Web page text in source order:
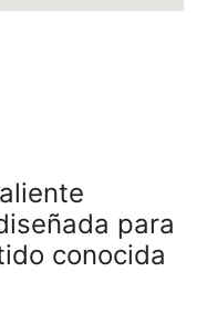
para
conocida